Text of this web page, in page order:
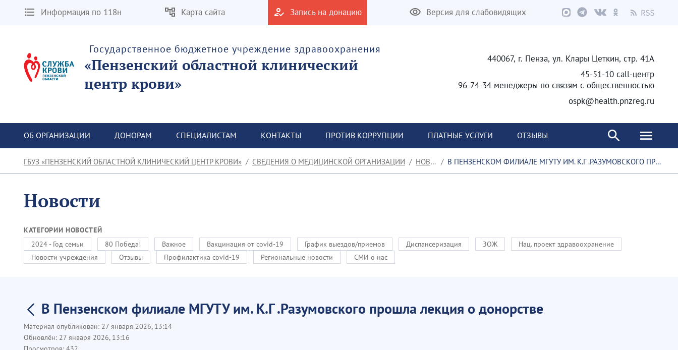
Информация по 118н Карта сайта Запись на донацию Версия для слабовидящих
Государственное бюджетное учреждение здравоохранения
«Пензенский областной клинический
центр крови»
440067, г. Пенза, ул. Клары Цеткин, стр. 41А
45-51-10 call-центр
96-74-34 менеджеры по связям с общественностью
ospk@health.pnzreg.ru
ОБ ОРГАНИЗАЦИИ ДОНОРАМ СПЕЦИАЛИСТАМ КОНТАКТЫ ПРОТИВ КОРРУПЦИИ ПЛАТНЫЕ УСЛУГИ ОТЗЫВЫ
ГБУЗ «ПЕНЗЕНСКИЙ ОБЛАСТНОЙ КЛИНИЧЕСКИЙ ЦЕНТР КРОВИ» СВЕДЕНИЯ О МЕДИЦИНСКОЙ ОРГАНИЗАЦИИ НОВОСТИ В ПЕНЗЕНСКОМ ФИЛИАЛЕ МГУТУ ИМ. К.Г .РАЗУМОВСКОГО ПРОШЛА ЛЕКЦИЯ О ДОНОРСТВЕ
Новости
КАТЕГОРИИ НОВОСТЕЙ
2024 - Год семьи
80 Победа! Важное Вакцинация от covid-19 График выездов/приемов Диспансеризация ЗОЖ
Нац. проект здравоохранение
Новости учреждения
Отзывы Профилактика covid-19 Региональные новости СМИ о нас
В Пензенском филиале МГУТУ им. К.Г .Разумовского прошла лекция о донорстве
Материал опубликован: 27 января 2026, 13:14
Обновлён: 27 января 2026, 13:16